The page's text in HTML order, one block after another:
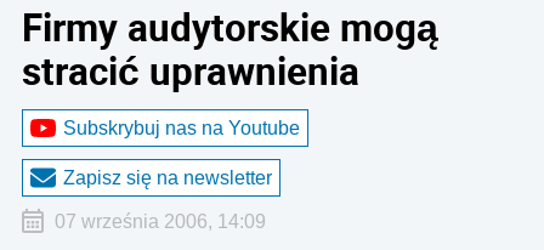
Firmy audytorskie mogą
stracić uprawnienia
Subskrybuj nas na Youtube
Zapisz się na newsletter
07 września 2006, 14:09